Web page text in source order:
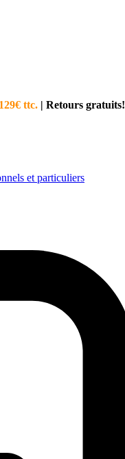
ttc. | Retours gratuits!
et particuliers